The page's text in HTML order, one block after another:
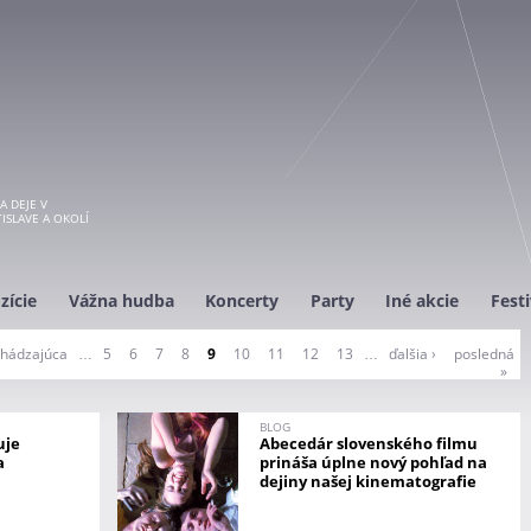
DEJE V
A OKOLÍ
Vážna hudba Koncerty Party Iné akcie
… 5 6 7 8 9 10 11 12 13 … ďalšia ›
posledná
»
BLOG
Abecedár slovenského filmu
prináša úplne nový pohľad na
dejiny našej kinematografie